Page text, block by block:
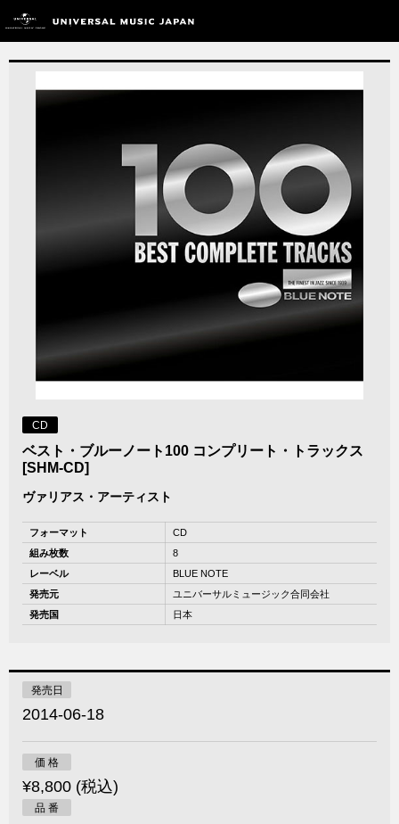
CD
ベスト・ブルーノート100 コンプリート・トラックス
[SHM-CD]
ヴァリアス・アーティスト
フォーマット
CD
組み枚数
8
レーベル
BLUE NOTE
発売元
ユニバーサルミュージック合同会社
発売国
日本
発売日
2014-06-18
価 格
¥8,800 (税込)
品 番